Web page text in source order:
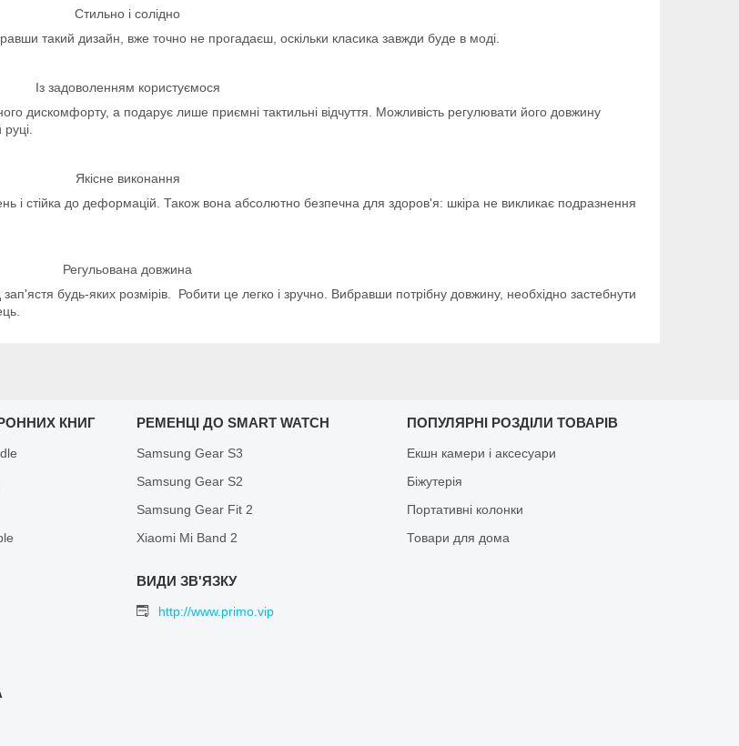
Стильно і солідно
такий дизайн, вже точно не прогадаєш, оскільки класика завжди буде в моді.
Із задоволенням користуємося
дискомфорту, а подарує лише приємні тактильні відчуття. Можливість регулювати його довжину
Якісне виконання
і стійка до деформацій. Також вона абсолютно безпечна для здоров'я: шкіра не викликає подразнення
Регульована довжина
будь-яких розмірів. Робити це легко і зручно. Вибравши потрібну довжину, необхідно застебнути
КНИГ РЕМЕНЦІ ДО SMART WATCH
Samsung Gear S3
Samsung Gear S2
Samsung Gear Fit 2
Xiaomi Mi Band 2
ПОПУЛЯРНІ РОЗДІЛИ ТОВАРІВ
Екшн камери і аксесуари
Біжутерія
Портативні колонки
Товари для дома
http://www.primo.vip